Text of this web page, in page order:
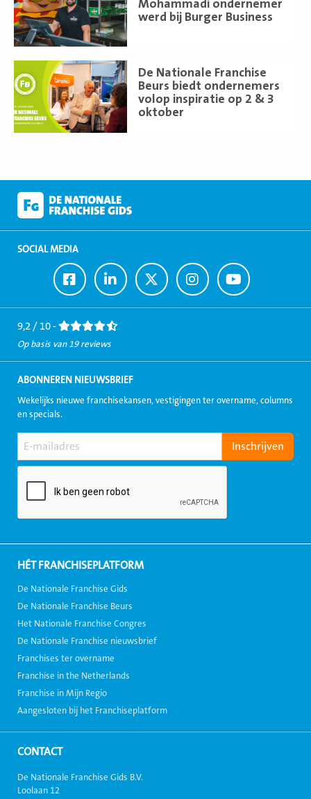
Mohammadi ondernemer
werd bij Burger Business
meer
De Nationale Franchise
Beurs biedt ondernemers
volop inspiratie op 2 & 3
oktober
meer
SOCIAL MEDIA
Ga
naar
Facebook
Ga
naar
LinkedIn
Ga
naar
Twitter
Ga
naar
Instagram
Ga
naar
Youtube
9,2 / 10 -
Op basis van 19 reviews
ABONNEREN NIEUWSBRIEF
Wekelijks nieuwe franchisekansen, vestigingen ter overname, columns
en specials.
HÉT FRANCHISEPLATFORM
De Nationale Franchise Gids
De Nationale Franchise Beurs
Het Nationale Franchise Congres
De Nationale Franchise nieuwsbrief
Franchises ter overname
Franchise in the Netherlands
Franchise in Mijn Regio
Aangesloten bij het Franchiseplatform
CONTACT
De Nationale Franchise Gids B.V.
Loolaan 12